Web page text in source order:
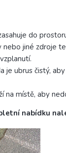
do
nebo jiné zdroje
je ubrus čistý,
na místě, aby
nabídku